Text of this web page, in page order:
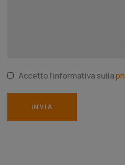
Accetto l'informativa sulla
INVIA